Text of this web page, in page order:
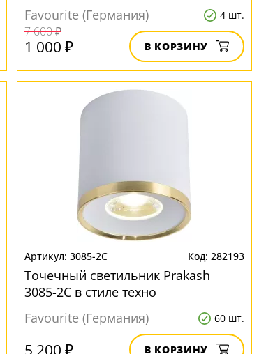
Favourite (Германия)
4 шт.
7 600 ₽
1 000 ₽ В КОРЗИНУ
3085-2C 282193
Точечный светильник Prakash
3085-2C в стиле техно
Favourite (Германия)
60 шт.
5 200 ₽ В КОРЗИНУ